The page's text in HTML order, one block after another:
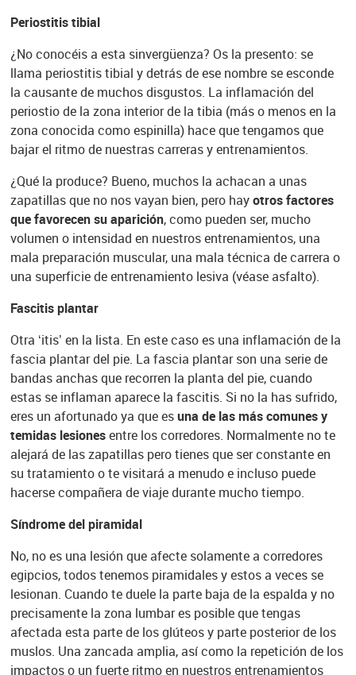
Periostitis tibial
¿No conocéis a esta sinvergüenza? Os la presento: se
llama periostitis tibial y detrás de ese nombre se esconde
la causante de muchos disgustos. La inflamación del
periostio de la zona interior de la tibia (más o menos en la
zona conocida como espinilla) hace que tengamos que
bajar el ritmo de nuestras carreras y entrenamientos.
¿Qué la produce? Bueno, muchos la achacan a unas
zapatillas que no nos vayan bien, pero hayotros factores
que favorecen su aparición, como pueden ser, mucho
volumen o intensidad en nuestros entrenamientos, una
mala preparación muscular, una mala técnica de carrera o
una superficie de entrenamiento lesiva (véase asfalto).
Fascitis plantar
Otra ‘itis’ en la lista. En este caso es una inflamación de la
fascia plantar del pie. La fascia plantar son una serie de
bandas anchas que recorren la planta del pie, cuando
estas se inflaman aparece la fascitis. Si no la has sufrido,
eres un afortunado ya que esuna de las más comunes y
temidas lesionesentre los corredores. Normalmente no te
alejará de las zapatillas pero tienes que ser constante en
su tratamiento o te visitará a menudo e incluso puede
hacerse compañera de viaje durante mucho tiempo.
Síndrome del piramidal
No, no es una lesión que afecte solamente a corredores
egipcios, todos tenemos piramidales y estos a veces se
lesionan. Cuando te duele la parte baja de la espalda y no
precisamente la zona lumbar es posible que tengas
afectada esta parte de los glúteos y parte posterior de los
muslos. Una zancada amplia, así como la repetición de los
impactos o un fuerte ritmo en nuestros entrenamientos